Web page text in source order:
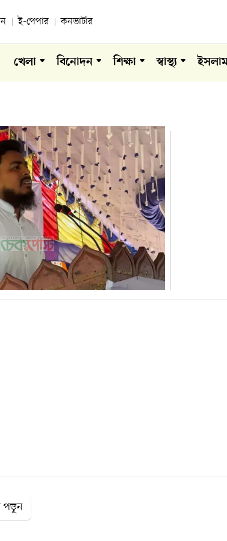
ই-পেপার কনভার্টার
খেলা বিনোদন শিক্ষা স্বাস্থ্য